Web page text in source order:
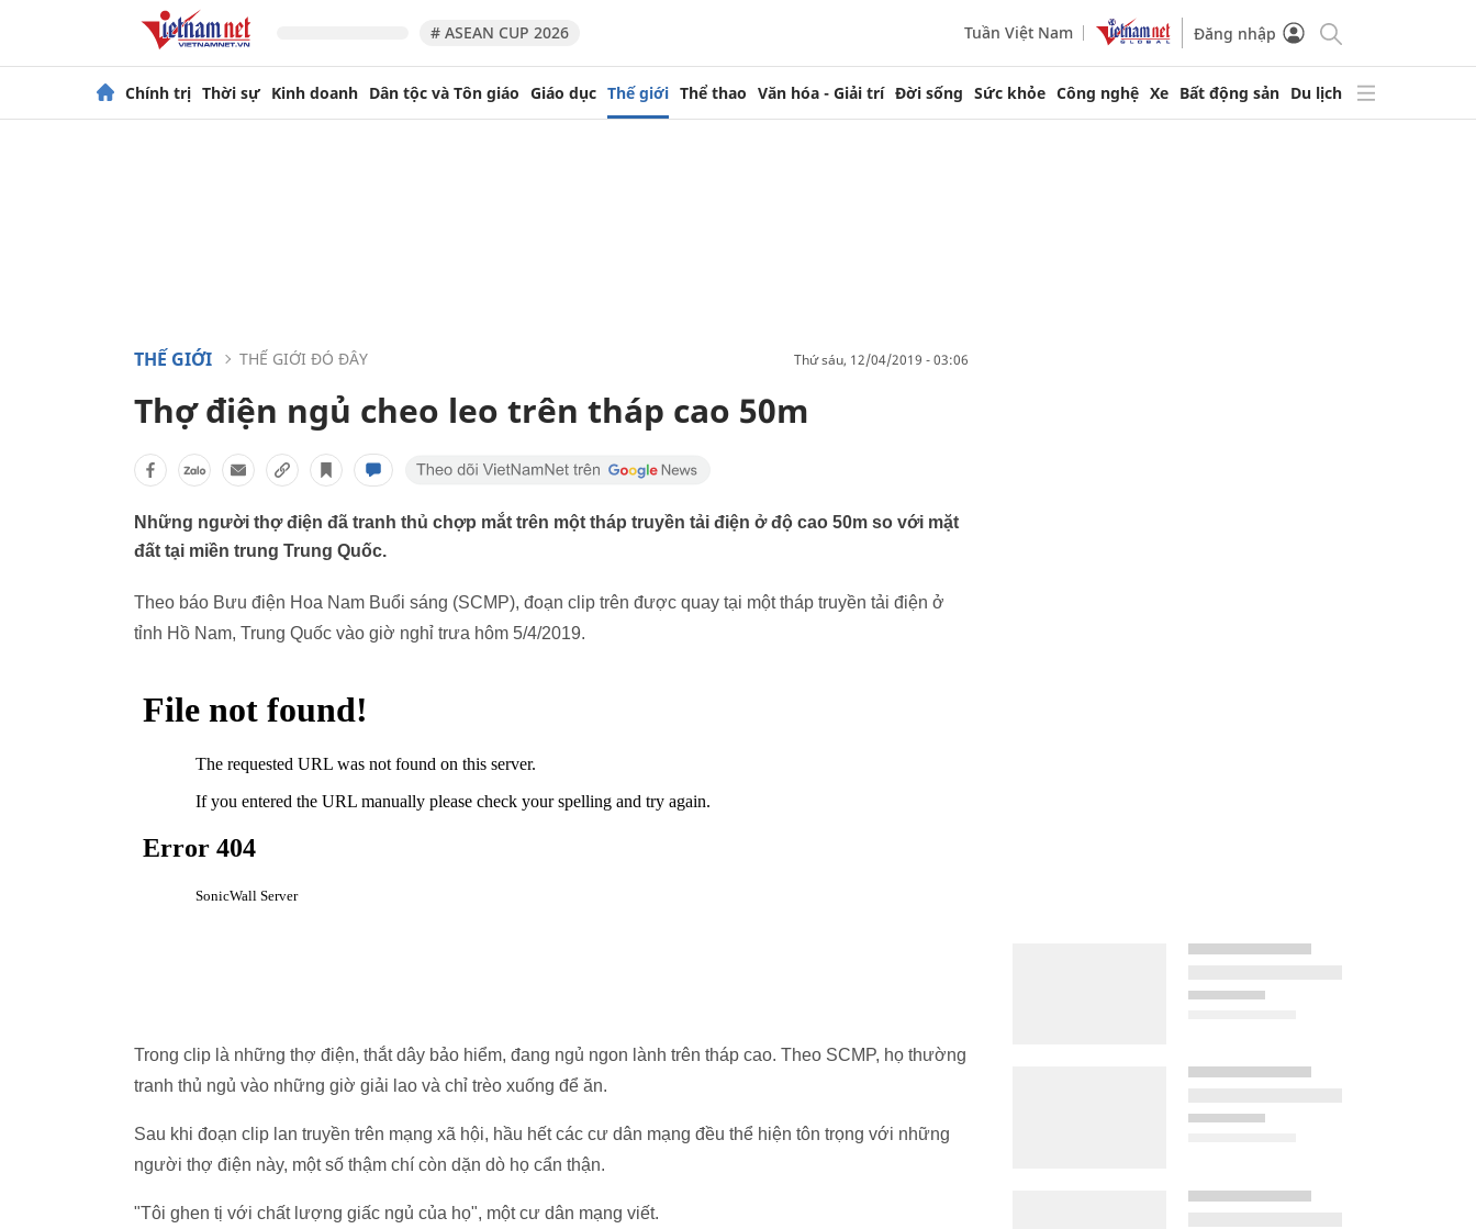
# ASEAN CUP 2026 Tuần Việt Nam Đăng nhập
Chính trị Thời sự Kinh doanh Dân tộc và Tôn giáo Giáo dục Thế giới Thể thao Văn hóa - Giải trí Đời sống Sức khỏe Công nghệ Xe Bất động sản Du lịch
THẾ GIỚI THẾ GIỚI ĐÓ ĐÂY thứ sáu, 12/04/2019 - 03:06
Thợ điện ngủ cheo leo trên tháp cao 50m
Những người thợ điện đã tranh thủ chợp mắt trên một tháp truyền tải điện ở độ cao 50m so với mặt
đất tại miền trung Trung Quốc.
Theo báo Bưu điện Hoa Nam Buổi sáng (SCMP), đoạn clip trên được quay tại một tháp truyền tải điện ở
tỉnh Hồ Nam, Trung Quốc vào giờ nghỉ trưa hôm 5/4/2019.
Trong clip là những thợ điện, thắt dây bảo hiểm, đang ngủ ngon lành trên tháp cao. Theo SCMP, họ thường
tranh thủ ngủ vào những giờ giải lao và chỉ trèo xuống để ăn.
Sau khi đoạn clip lan truyền trên mạng xã hội, hầu hết các cư dân mạng đều thể hiện tôn trọng với những
người thợ điện này, một số thậm chí còn dặn dò họ cẩn thận.
"Tôi ghen tị với chất lượng giấc ngủ của họ", một cư dân mạng viết.